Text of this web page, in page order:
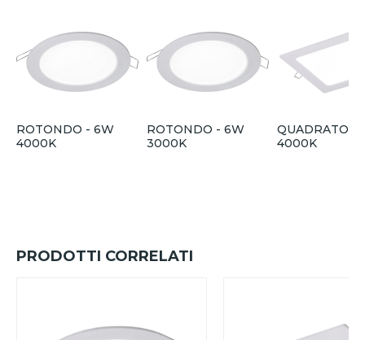
ROTONDO - 6W
4000K
ROTONDO - 6W
3000K
QUADRATO -
4000K
PRODOTTI CORRELATI